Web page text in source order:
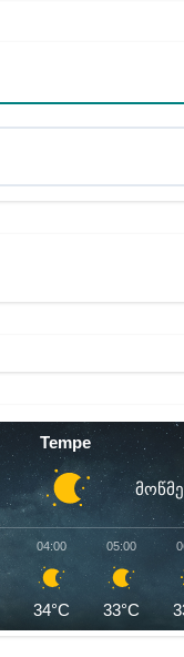
Tempe
04:00
34°C
05:00
33°C